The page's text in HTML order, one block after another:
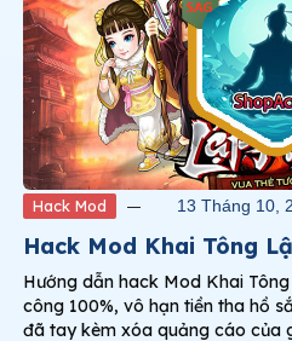
Hack Mod 13 Tháng 10,
Hack Mod Khai Tông
Hướng dẫn hack Mod Khai
công 100%, vô hạn tiền tha hồ
đã tay kèm xóa quảng cáo của